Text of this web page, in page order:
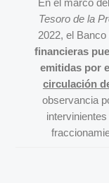
En el marco del
Tesoro de la
2022, el
financieras
emitidas por
circulación
observancia